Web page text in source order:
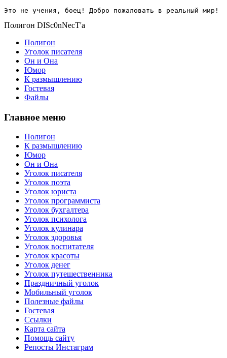
Это не учения, боец! Добро пожаловать в реальный мир!
Полигон DISc0nNecT'a
Полигон
Уголок писателя
Он и Она
Юмор
К размышлению
Гостевая
Файлы
Главное меню
Полигон
К размышлению
Юмор
Он и Она
Уголок писателя
Уголок поэта
Уголок юриста
Уголок программиста
Уголок бухгалтера
Уголок психолога
Уголок кулинара
Уголок здоровья
Уголок воспитателя
Уголок красоты
Уголок денег
Уголок путешественника
Праздничный уголок
Мобильный уголок
Полезные файлы
Гостевая
Ссылки
Карта сайта
Помощь сайту
Репосты Инстаграм